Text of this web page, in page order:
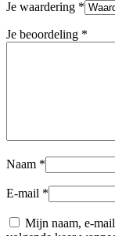
Je waardering *
Je beoordeling *
Naam *
E-mail *
Mijn naam, e-